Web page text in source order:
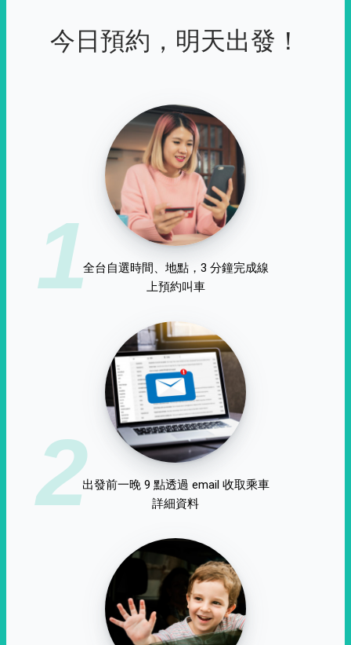
今日預約，明天出發！
1全台自選時間、地點，3 分鐘完成線
上預約叫車
2出發前一晚 9 點透過 email 收取乘車
詳細資料